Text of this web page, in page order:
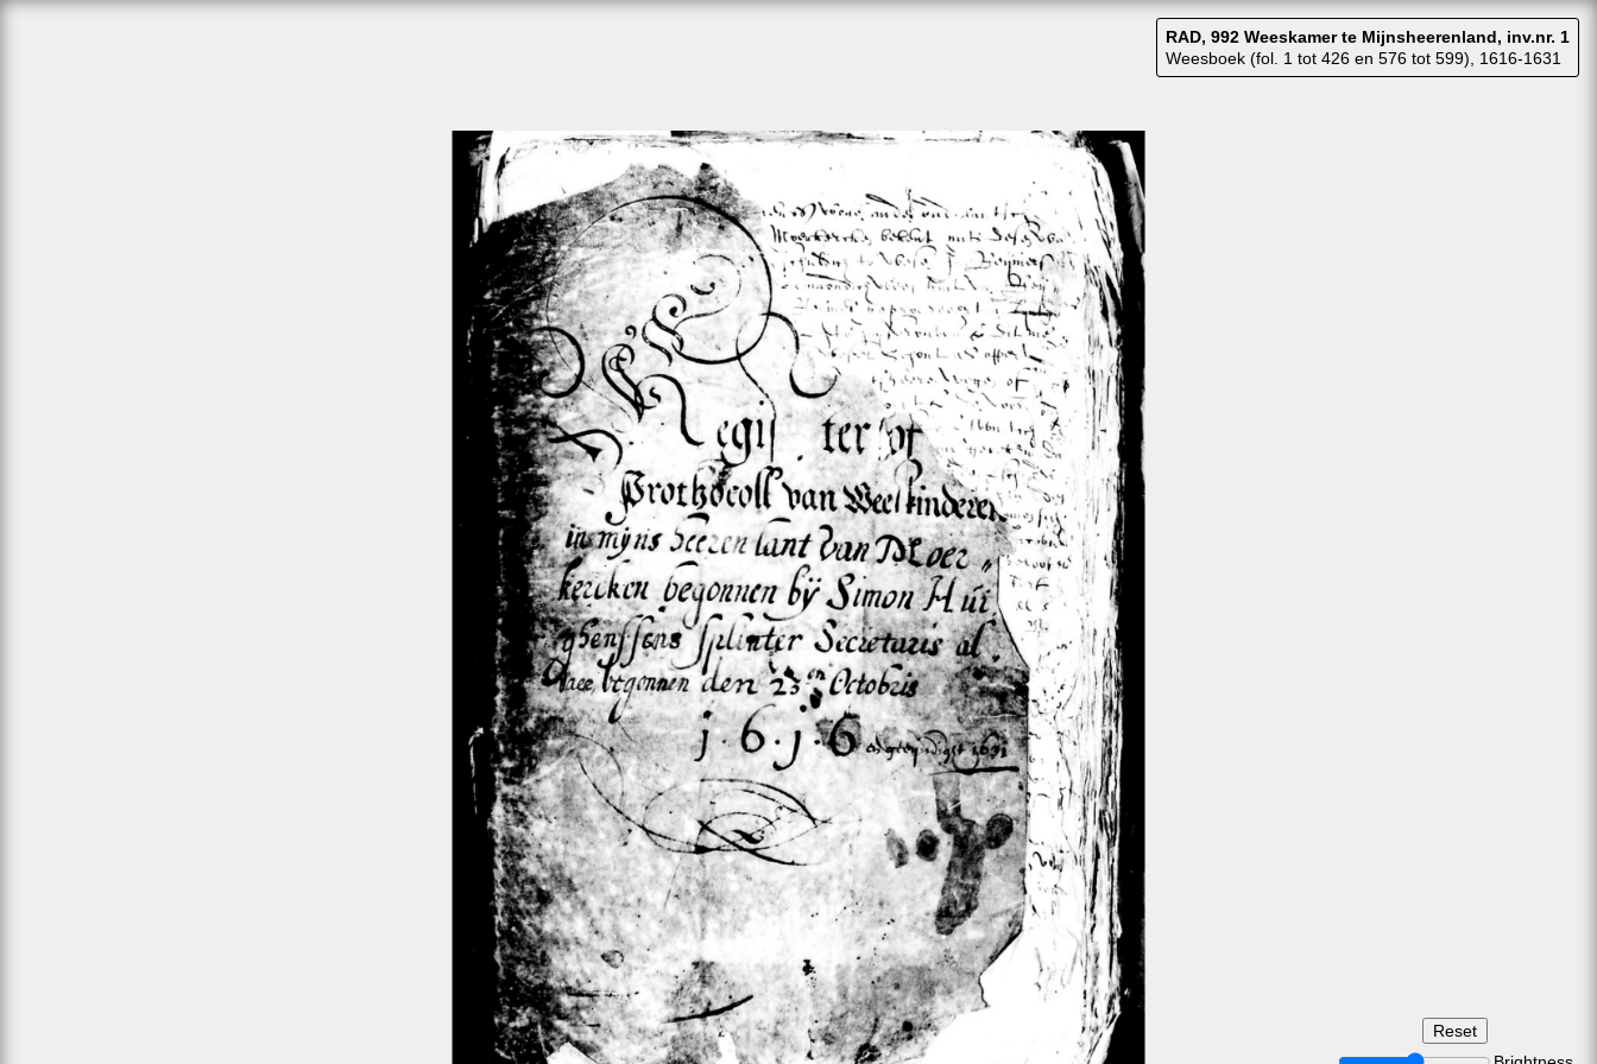
RAD, 992 Weeskamer te Mijnsheerenland, inv.nr. 1
Weesboek (fol. 1 tot 426 en 576 tot 599), 1616-1631